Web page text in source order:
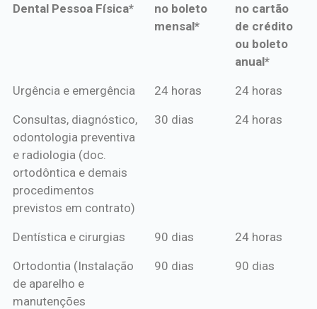
Dental Pessoa Física*
no boleto
mensal*
no cartão
de crédito
ou boleto
anual*
*Procedimentos Amil
*Pagamento
mensal*
*Pagamento
de crédito
Urgência e emergência 24 horas 24 horas
Consultas, diagnóstico,
odontologia preventiva
e radiologia (doc.
ortodôntica e demais
procedimentos
previstos em contrato)
30 dias 24 horas
Dentística e cirurgias 90 dias 24 horas
Ortodontia (Instalação
de aparelho e
manutenções
90 dias 90 dias